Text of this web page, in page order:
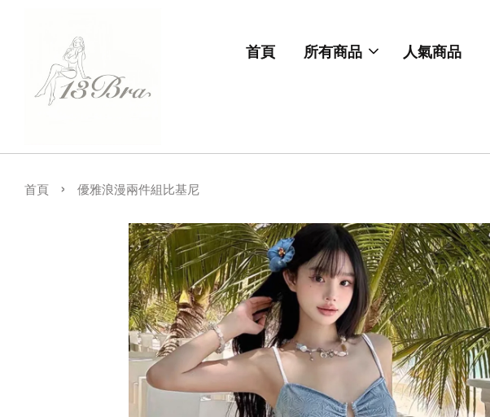
首頁 所有商品 人氣商品
首頁 › 優雅浪漫兩件組比基尼